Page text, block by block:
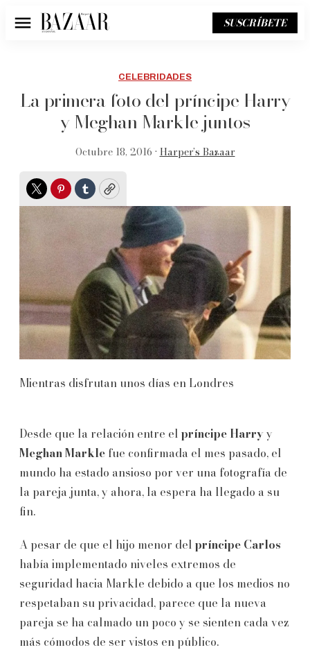
Menú SUSCRÍBETE
CELEBRIDADES
La primera foto del príncipe Harry
y Meghan Markle juntos
Octubre 18, 2016 • Harper’s Bazaar
TwitterPinterest
TumblrCopy
Mientras disfrutan unos días en Londres
Desde que la relación entre el príncipe Harryy
Meghan Markle fue confirmada el mes pasado, el
mundo ha estado ansioso por ver una fotografía de
la pareja junta, y ahora, la espera ha llegado a su
fin.
A pesar de que el hijo menor del príncipe Carlos
había implementado niveles extremos de
seguridad hacia Markle debido a que los medios no
respetaban su privacidad, parece que la nueva
pareja se ha calmado un poco y se sienten cada vez
más cómodos de ser vistos en público.